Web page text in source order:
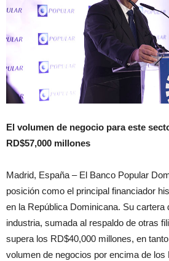
El volumen de negocio para este
RD$57,000 millones
Madrid, España – El Banco Popular
posición como el principal financiador
en la República Dominicana. Su cartera
industria, sumada al respaldo de otras
supera los RD$40,000 millones, en
volumen de negocios por encima de los